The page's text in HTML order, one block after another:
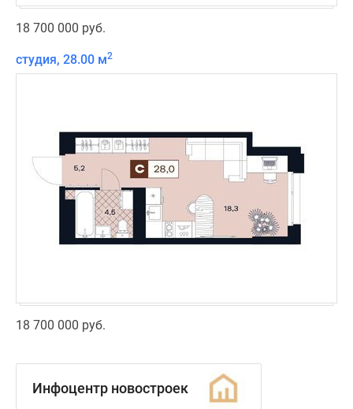
18 700 000 руб.
студия, 28.00 м2
18 700 000 руб.
Инфоцентр новостроек